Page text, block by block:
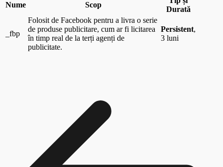
Nume Scop
Durată
_fbp
Folosit de Facebook pentru a livra o serie
de produse publicitare, cum ar fi licitarea
în timp real de la terți agenți de
publicitate.
Persistent,
3 luni